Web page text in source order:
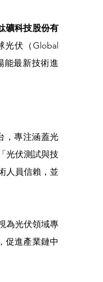
礦科技股份有
伏（Global
能最新技術進
，專注涵蓋光
光伏測試與技
人員信賴，並
為光伏領域專
促進產業鏈中